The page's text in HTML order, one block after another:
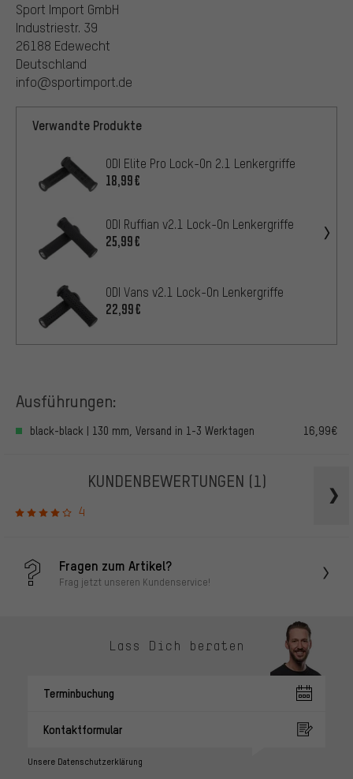
Sport Import GmbH
Industriestr. 39
26188 Edewecht
Deutschland
info@sportimport.de
Verwandte Produkte
ODI Elite Pro Lock-On 2.1 Lenkergriffe
18,99€
ODI Ruffian v2.1 Lock-On Lenkergriffe
25,99€
ODI Vans v2.1 Lock-On Lenkergriffe
22,99€
Ausführungen:
black-black | 130 mm, Versand in 1-3 Werktagen 16,99€
KUNDENBEWERTUNGEN (1)
4
Fragen zum Artikel?
Frag jetzt unseren Kundenservice!
Lass Dich beraten
Terminbuchung
Kontaktformular
Unsere Datenschutzerklärung